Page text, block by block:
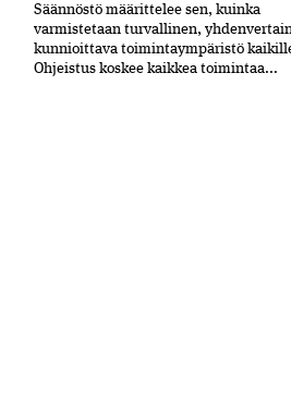
Säännöstö määrittelee sen, kuinka
varmistetaan turvallinen,
kun­nioittava toimintaympäristö
Ohjeistus koskee kaikkea toimintaa...